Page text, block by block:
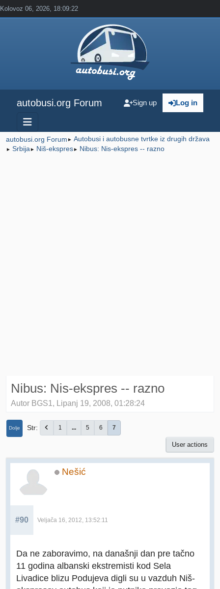
Kolovoz 06, 2026, 18:09:22
autobusi.org Forum Log in
Sign up
autobusi.org Forum ► Autobusi i autobusne tvrtke iz drugih država
► Srbija ► Niš-ekspres► Nibus: Nis-ekspres -- razno
Nibus: Nis-ekspres -- razno
Autor BGS1, Lipanj 19, 2008, 01:28:24
Dolje Str 1 ... 5 6 7
User actions
Nešić
#90 Veljača 16, 2012, 13:52:11
Da ne zaboravimo, na današnji dan pre tačno
11 godina albanski ekstremisti kod Sela
Livadice blizu Podujeva digli su u vazduh Niš-